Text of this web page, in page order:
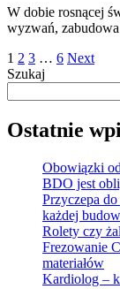
W dobie rosnącej
wyzwań,
wpisów
1 2 3 … 6 Next
Szukaj
Ostatnie
Obowiązki
BDO jest
Przyczepa
każdej
Rolety czy
Frezowanie
materiałów
Kardiolog –